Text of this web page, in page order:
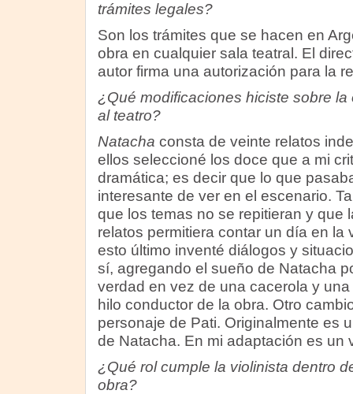
trámites legales?
Son los trámites que se hacen en
obra en cualquier sala teatral. El
autor firma una autorización para la
¿Qué modificaciones hiciste sobre
al teatro?
Natacha consta de veinte relatos
ellos seleccioné los doce que a mi
dramática; es decir que lo que
interesante de ver en el escenario.
que los temas no se repitieran y que
relatos permitiera contar un día en la
esto último inventé diálogos y
sí, agregando el sueño de Natacha
verdad en vez de una cacerola y
hilo conductor de la obra. Otro
personaje de Pati. Originalmente es
de Natacha. En mi adaptación es un
¿Qué rol cumple la violinista dentro
obra?